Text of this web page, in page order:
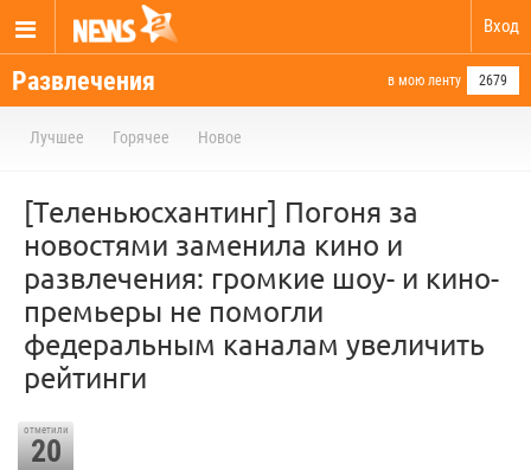
Вход
Развлечения в мою ленту 2679
Лучшее Горячее Новое
[Теленьюсхантинг] Погоня за
новостями заменила кино и
развлечения: громкие шоу- и кино-
премьеры не помогли
федеральным каналам увеличить
рейтинги
отметили
20